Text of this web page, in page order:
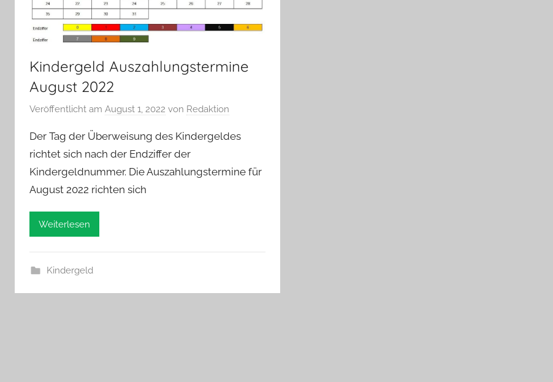
Kindergeld Auszahlungstermine
August 2022
Veröffentlicht am August 1, 2022 von Redaktion
Der Tag der Überweisung des Kindergeldes
richtet sich nach der Endziffer der
Kindergeldnummer. Die Auszahlungstermine für
August 2022 richten sich
Weiterlesen
Kindergeld